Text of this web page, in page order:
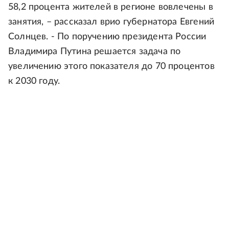
58,2 процента жителей в регионе вовлечены в
занятия, – рассказал врио губернатора Евгений
Солнцев. - По поручению президента России
Владимира Путина решается задача по
увеличению этого показателя до 70 процентов
к 2030 году.